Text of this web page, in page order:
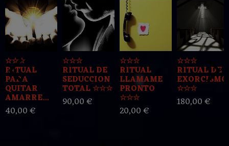
☆☆☆
RITUAL
PARA
QUITAR
AMARRE...
40,00 €
☆☆☆
RITUAL DE
SEDUCCION
TOTAL ☆☆☆
90,00 €
☆☆☆
RITUAL
LLAMAME
PRONTO
☆☆☆
20,00 €
☆☆☆
RITUAL DE
EXORCISMO
☆☆☆
180,00 €